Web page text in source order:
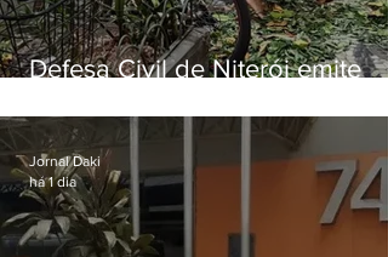
Defesa Civil de Niterói emite
sexta-feira (07)
Jornal Daki
há 1 dia